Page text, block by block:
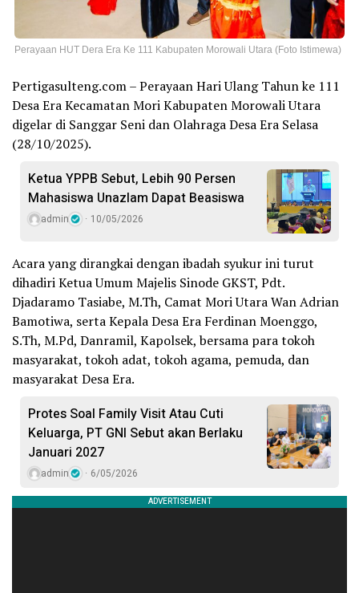
Perayaan HUT Dera Era Ke 111 Kabupaten Morowali Utara (Foto Istimewa)
Pertigasulteng.com – Perayaan Hari Ulang Tahun ke 111
Desa Era Kecamatan Mori Kabupaten Morowali Utara
digelar di Sanggar Seni dan Olahraga Desa Era Selasa
(28/10/2025).
Ketua YPPB Sebut, Lebih 90 Persen
Mahasiswa Unazlam Dapat Beasiswa
admin 10/05/2026
Acara yang dirangkai dengan ibadah syukur ini turut
dihadiri Ketua Umum Majelis Sinode GKST, Pdt.
Djadaramo Tasiabe, M.Th, Camat Mori Utara Wan Adrian
Bamotiwa, serta Kepala Desa Era Ferdinan Moenggo,
S.Th, M.Pd, Danramil, Kapolsek, bersama para tokoh
masyarakat, tokoh adat, tokoh agama, pemuda, dan
masyarakat Desa Era.
Protes Soal Family Visit Atau Cuti
Keluarga, PT GNI Sebut akan Berlaku
Januari 2027
admin 6/05/2026